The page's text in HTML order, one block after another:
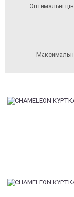
Оптимальні